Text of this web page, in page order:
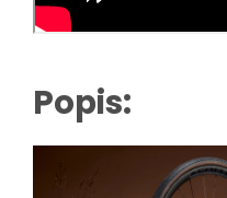
Popis: